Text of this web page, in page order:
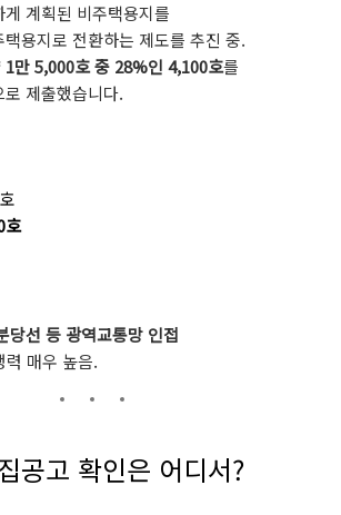
계획된 비주택용지를
용지로 전환하는 제도를 추진 중.
1만 5,000호 중 28%인 4,100호를
제출했습니다.
호
당선 등 광역교통망 인접
매우 높음.
공고 확인은 어디서?